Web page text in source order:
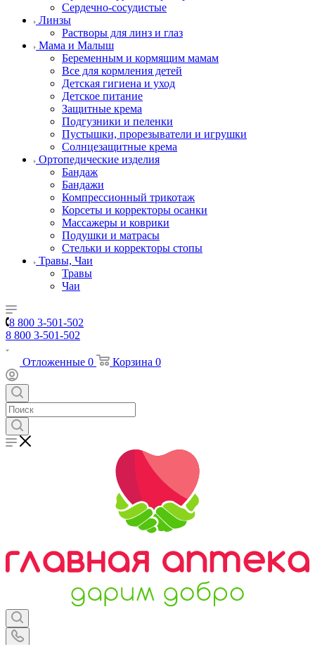
Сердечно-сосудистые
Линзы
Растворы для линз и глаз
Мама и Малыш
Беременным и кормящим мамам
Все для кормления детей
Детская гигиена и уход
Детское питание
Защитные крема
Подгузники и пеленки
Пустышки, прорезыватели и игрушки
Солнцезащитные крема
Ортопедические изделия
Бандаж
Бандажи
Компрессионный трикотаж
Корсеты и корректоры осанки
Массажеры и коврики
Подушки и матрасы
Стельки и корректоры стопы
Травы, Чаи
Травы
Чаи
8 800 3-501-502
8 800 3-501-502
Отложенные 0 Корзина 0